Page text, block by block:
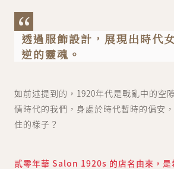
透過服飾設計，展現出時代
逆的靈魂。
如前述提到的，1920年代是戰亂中的空
情時代的我們，身處於時代暫時的偏安
住的樣子？
貳零年華 Salon 1920s 的店名由來，是